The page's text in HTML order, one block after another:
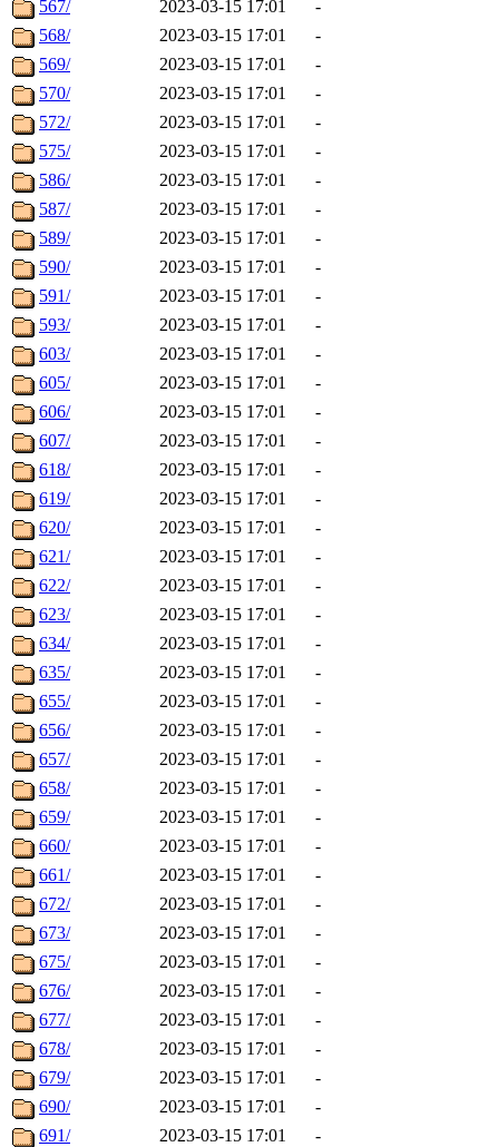
567/ 2023-03-15 17:01
-
568/
2023-03-15 17:01
-
569/
2023-03-15 17:01
-
570/
2023-03-15 17:01
-
572/
2023-03-15 17:01
-
575/
2023-03-15 17:01
-
586/
2023-03-15 17:01
-
587/
2023-03-15 17:01
-
589/
2023-03-15 17:01
-
590/
2023-03-15 17:01
-
591/
2023-03-15 17:01
-
593/
2023-03-15 17:01
-
603/
2023-03-15 17:01
-
605/
2023-03-15 17:01
-
606/
2023-03-15 17:01
-
607/
2023-03-15 17:01
-
618/
2023-03-15 17:01
-
619/
2023-03-15 17:01
-
620/
2023-03-15 17:01
-
621/
2023-03-15 17:01
-
622/
2023-03-15 17:01
-
623/
2023-03-15 17:01
-
634/
2023-03-15 17:01
-
635/
2023-03-15 17:01
-
655/
2023-03-15 17:01
-
656/
2023-03-15 17:01
-
657/
2023-03-15 17:01
-
658/
2023-03-15 17:01
-
659/
2023-03-15 17:01
-
660/
2023-03-15 17:01
-
661/
2023-03-15 17:01
-
672/
2023-03-15 17:01
-
673/
2023-03-15 17:01
-
675/
2023-03-15 17:01
-
676/
2023-03-15 17:01
-
677/
2023-03-15 17:01
-
678/
2023-03-15 17:01
-
679/
2023-03-15 17:01
-
690/
2023-03-15 17:01
-
691/
2023-03-15 17:01
-